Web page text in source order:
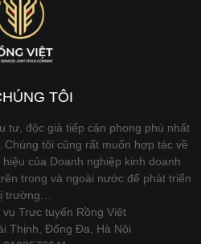
TÔI
tư, độc giả tiếp cận phong phú nhất
tôi cũng rất muốn hợp tác về
của Doanh nghiệp kinh doanh
trong và ngoài nước để phát triển
trường…
vụ Trực tuyến Rồng Việt
Thịnh, Đống Đa, Hà Nội